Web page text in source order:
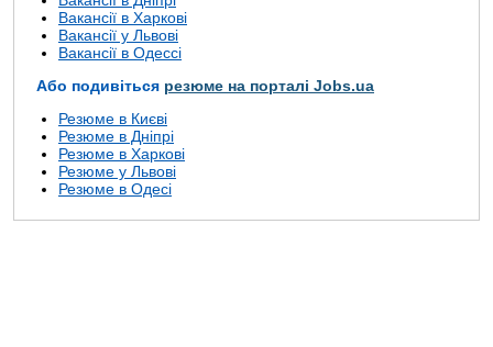
Вакансії в Харкові
Вакансії у Львові
Вакансії в Одессі
Або подивіться резюме на порталі Jobs.ua
Резюме в Києві
Резюме в Дніпрі
Резюме в Харкові
Резюме у Львові
Резюме в Одесі